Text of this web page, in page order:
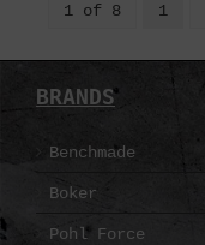
1 of 8 1
BRANDS
Benchmade
Boker
Pohl Force